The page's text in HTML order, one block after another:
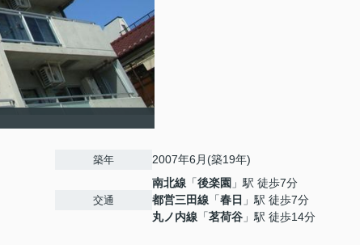
築年 2007年6月(築19年)
交通
南北線 「後楽園 」駅 徒歩7分
都営三田線 「春日 」駅 徒歩7分
丸ノ内線 「茗荷谷 」駅 徒歩14分